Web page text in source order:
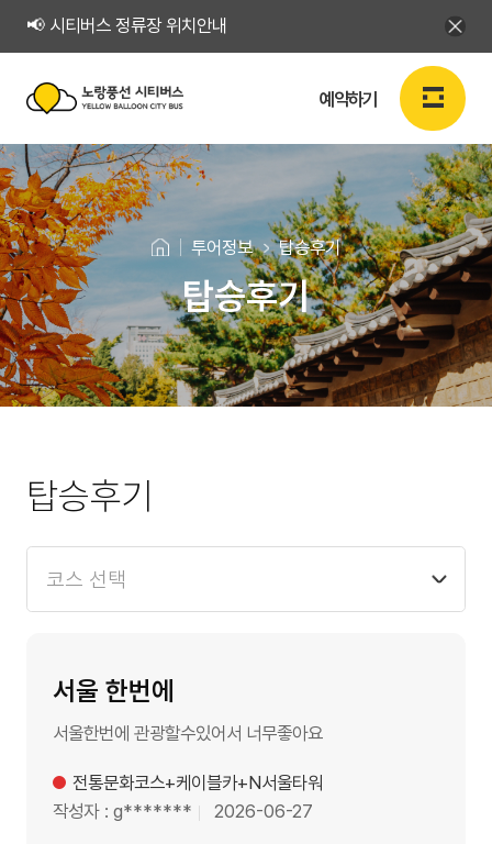
📢 시티버스 정류장 위치안내
노
랑
풍
선
시
티
버
예약하기
로그인 회원가입
예약하기
예약하기
투어코스
한강잠실코스
야간운행코스
투어정보 탑승후기
탑승후기
어
기
탑승후기
코스 선택
서울 한번에
서울한번에 관광할수있어서 너무좋아요
제목전통문화코스+케이블카+N서울타워
작성자
g******* 날짜
2026-06-27